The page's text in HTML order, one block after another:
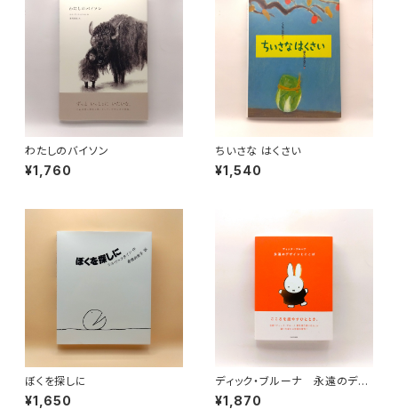
わたしのバイソン
¥1,760
ちいさな はくさい
¥1,540
ぼくを探しに
¥1,650
ディック・ブルーナ 永遠のデザ
インとことば
¥1,870